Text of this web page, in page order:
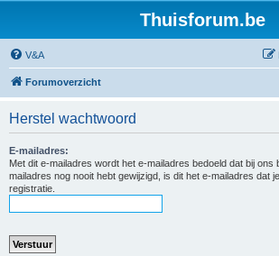
Thuisforum.be
V&A
Forumoverzicht
Herstel wachtwoord
E-mailadres:
Met dit e-mailadres wordt het e-mailadres bedoeld dat bij ons
mailadres nog nooit hebt gewijzigd, is dit het e-mailadres dat
registratie.